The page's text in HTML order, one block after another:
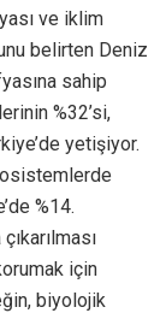
ve iklim
belirten Deniz
sahip
%32’si,
yetişiyor.
%14.
için
biyolojik